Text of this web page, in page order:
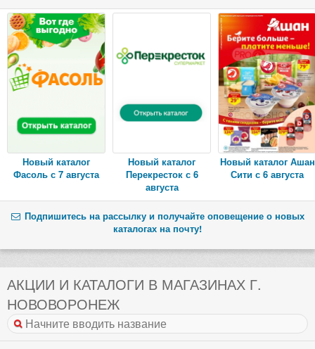
Новый каталог
Фасоль с 7 августа
Новый каталог
Перекресток с 6
августа
Новый каталог Ашан
Сити с 6 августа
Подпишитесь на рассылку и получайте оповещение о новых
каталогах на почту!
АКЦИИ И КАТАЛОГИ В МАГАЗИНАХ Г.
НОВОВОРОНЕЖ